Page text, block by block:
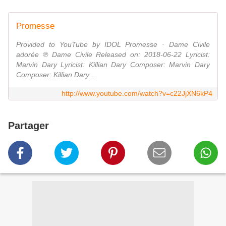
Promesse
Provided to YouTube by IDOL Promesse · Dame Civile
adorée ℗ Dame Civile Released on: 2018-06-22 Lyricist:
Marvin Dary Lyricist: Killian Dary Composer: Marvin Dary
Composer: Killian Dary ...
http://www.youtube.com/watch?v=c22JjXN6kP4
Partager